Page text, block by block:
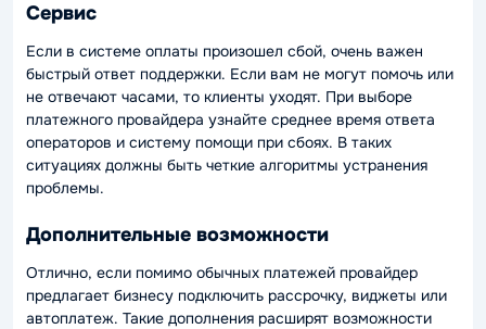
Сервис
Если в системе оплаты произошел сбой, очень важен
быстрый ответ поддержки. Если вам не могут помочь или
не отвечают часами, то клиенты уходят. При выборе
платежного провайдера узнайте среднее время ответа
операторов и систему помощи при сбоях. В таких
ситуациях должны быть четкие алгоритмы устранения
проблемы.
Дополнительные возможности
Отлично, если помимо обычных платежей провайдер
предлагает бизнесу подключить рассрочку, виджеты или
автоплатеж. Такие дополнения расширят возможности